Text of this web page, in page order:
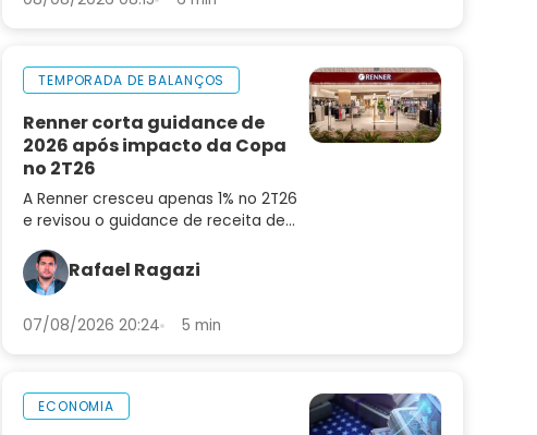
TEMPORADA DE BALANÇOS
Renner corta guidance de
2026 após impacto da Copa
no 2T26
A Renner cresceu apenas 1% no 2T26
e revisou o guidance de receita de
do balanço e as perspectivas para
LREN3
Rafael Ragazi
07/08/2026 20:24 5 min
ECONOMIA